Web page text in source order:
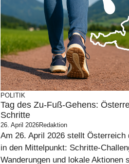
POLITIK
Tag des Zu-Fuß-Gehens:
Schritte
26. April 2026Redaktion
Am 26. April 2026 stellt Österreich
in den Mittelpunkt: Schritte-
Wanderungen und lokale Aktionen